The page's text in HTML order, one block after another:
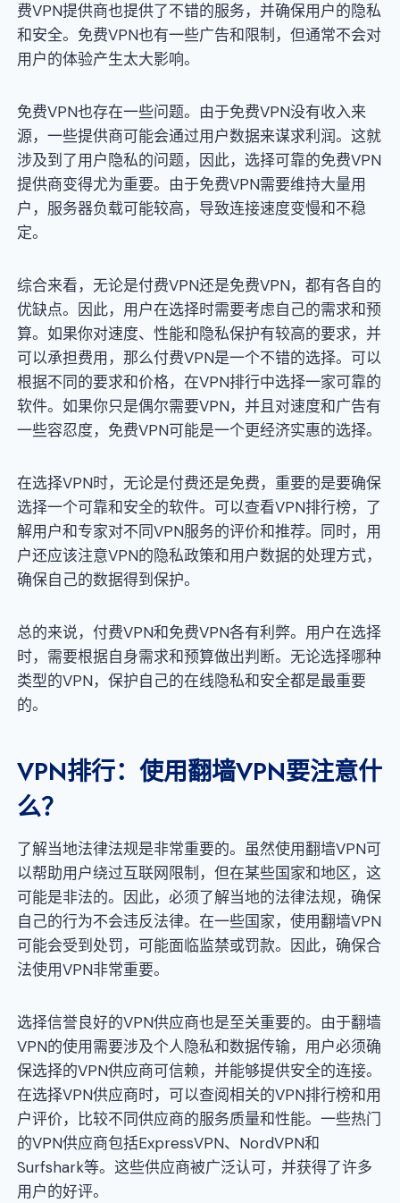
费VPN提供商也提供了不错的服务，并确保用户的隐私
和安全。免费VPN也有一些广告和限制，但通常不会对
用户的体验产生太大影响。
免费VPN也存在一些问题。由于免费VPN没有收入来
源，一些提供商可能会通过用户数据来谋求利润。这就
涉及到了用户隐私的问题，因此，选择可靠的免费VPN
提供商变得尤为重要。由于免费VPN需要维持大量用
户，服务器负载可能较高，导致连接速度变慢和不稳
定。
综合来看，无论是付费VPN还是免费VPN，都有各自的
优缺点。因此，用户在选择时需要考虑自己的需求和预
算。如果你对速度、性能和隐私保护有较高的要求，并
可以承担费用，那么付费VPN是一个不错的选择。可以
根据不同的要求和价格，在VPN排行中选择一家可靠的
软件。如果你只是偶尔需要VPN，并且对速度和广告有
一些容忍度，免费VPN可能是一个更经济实惠的选择。
在选择VPN时，无论是付费还是免费，重要的是要确保
选择一个可靠和安全的软件。可以查看VPN排行榜，了
解用户和专家对不同VPN服务的评价和推荐。同时，用
户还应该注意VPN的隐私政策和用户数据的处理方式，
确保自己的数据得到保护。
总的来说，付费VPN和免费VPN各有利弊。用户在选择
时，需要根据自身需求和预算做出判断。无论选择哪种
类型的VPN，保护自己的在线隐私和安全都是最重要
的。
VPN排行：使用翻墙VPN要注意什
么？
了解当地法律法规是非常重要的。虽然使用翻墙VPN可
以帮助用户绕过互联网限制，但在某些国家和地区，这
可能是非法的。因此，必须了解当地的法律法规，确保
自己的行为不会违反法律。在一些国家，使用翻墙VPN
可能会受到处罚，可能面临监禁或罚款。因此，确保合
法使用VPN非常重要。
选择信誉良好的VPN供应商也是至关重要的。由于翻墙
VPN的使用需要涉及个人隐私和数据传输，用户必须确
保选择的VPN供应商可信赖，并能够提供安全的连接。
在选择VPN供应商时，可以查阅相关的VPN排行榜和用
户评价，比较不同供应商的服务质量和性能。一些热门
的VPN供应商包括ExpressVPN、NordVPN和
Surfshark等。这些供应商被广泛认可，并获得了许多
用户的好评。